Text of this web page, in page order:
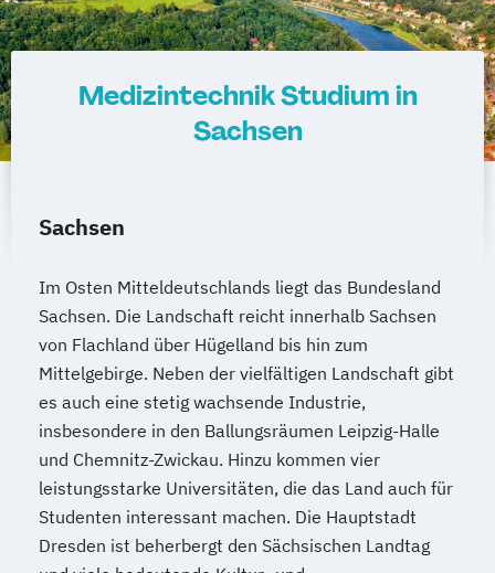
Medizintechnik Studium in
Sachsen
Sachsen
Im Osten Mitteldeutschlands liegt das Bundesland
Sachsen. Die Landschaft reicht innerhalb Sachsen
von Flachland über Hügelland bis hin zum
Mittelgebirge. Neben der vielfältigen Landschaft gibt
es auch eine stetig wachsende Industrie,
insbesondere in den Ballungsräumen Leipzig-Halle
und Chemnitz-Zwickau. Hinzu kommen vier
leistungsstarke Universitäten, die das Land auch für
Studenten interessant machen. Die Hauptstadt
Dresden ist beherbergt den Sächsischen Landtag